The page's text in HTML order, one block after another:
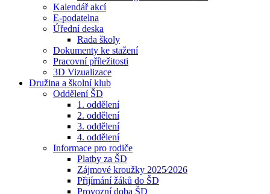
Kalendář akcí
E-podatelna
Úřední deska
Rada školy
Dokumenty ke stažení
Pracovní příležitosti
3D Vizualizace
Družina a školní klub
Oddělení ŠD
1. oddělení
2. oddělení
3. oddělení
4. oddělení
Informace pro rodiče
Platby za ŠD
Zájmové kroužky 2025⁄2026
Přijímání žáků do ŠD
Provozní doba ŠD